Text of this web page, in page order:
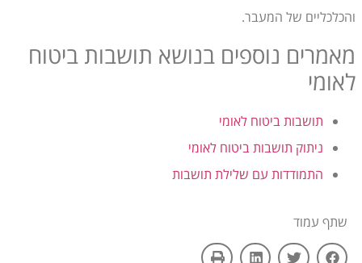
והכלכליים של המעבר.
מאמרים נוספים בנושא תושבות ביטוח
לאומי
תושבות ביטוח לאומי
ניתוק תושבות ביטוח לאומי
התמודדות עם שלילת תושבות
שתף עמוד